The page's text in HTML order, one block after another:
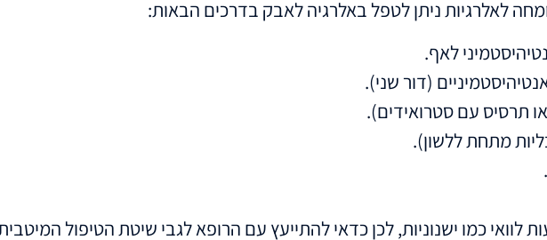
לאלרגיות ניתן לטפל באלרגיה לאבק בדרכים הבאות:
לאף.
(דור שני).
תרסיס עם סטרואידים).
מתחת ללשון).
לוואי כמו ישנוניות, לכן כדאי להתייעץ עם הרופא לגבי שיטת הטיפול